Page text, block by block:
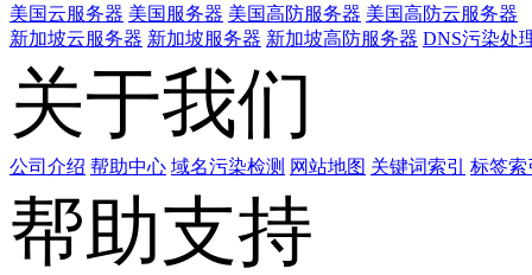
美国云服务器 美国服务器 美国高防服务器 美国高防云服务器
新加坡云服务器 新加坡服务器 新加坡高防服务器 DNS污染处
关于我们
公司介绍 帮助中心 域名污染检测 网站地图 关键词索引 标签索
帮助支持